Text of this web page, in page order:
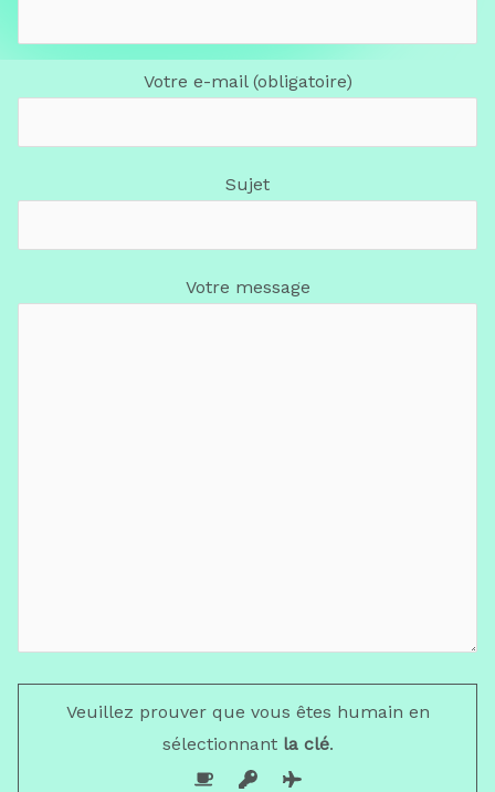
Votre e-mail (obligatoire)
Sujet
Votre message
Veuillez prouver que vous êtes humain en
sélectionnantla clé.